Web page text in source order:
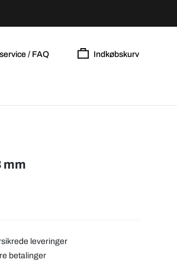
/ FAQ Indkøbskurv
mm
leveringer
betalinger